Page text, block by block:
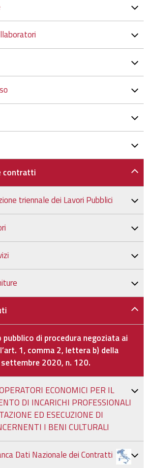
contratti
triennale dei Lavori Pubblici
pubblico di procedura negoziata ai
1, comma 2, lettera b) della
2020, n. 120.
ECONOMICI PER IL
DI INCARICHI PROFESSIONALI
ED ESECUZIONE DI
I BENI CULTURALI
Dati Nazionale dei Contratti